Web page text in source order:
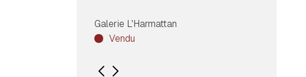
Galerie L'Harmattan
Vendu